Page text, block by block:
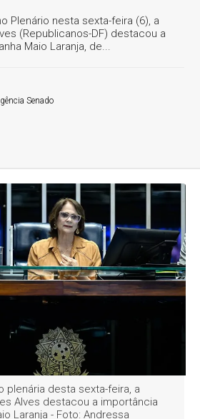
Plenário nesta sexta-feira (6), a
(Republicanos-DF) destacou a
Maio Laranja, de...
Senado
plenária desta sexta-feira, a
Alves destacou a importância
Laranja - Foto: Andressa